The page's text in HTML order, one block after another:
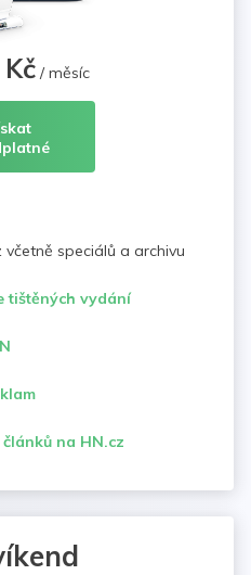
/ měsíc
včetně speciálů a archivu
tištěných vydání
na HN.cz